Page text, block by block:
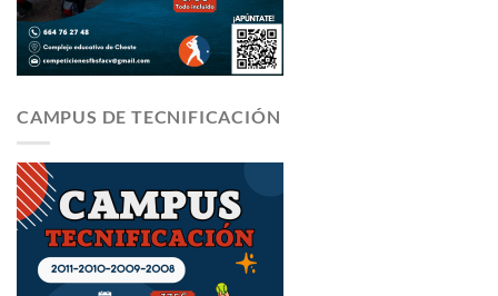
CAMPUS DE TECNIFICACIÓN